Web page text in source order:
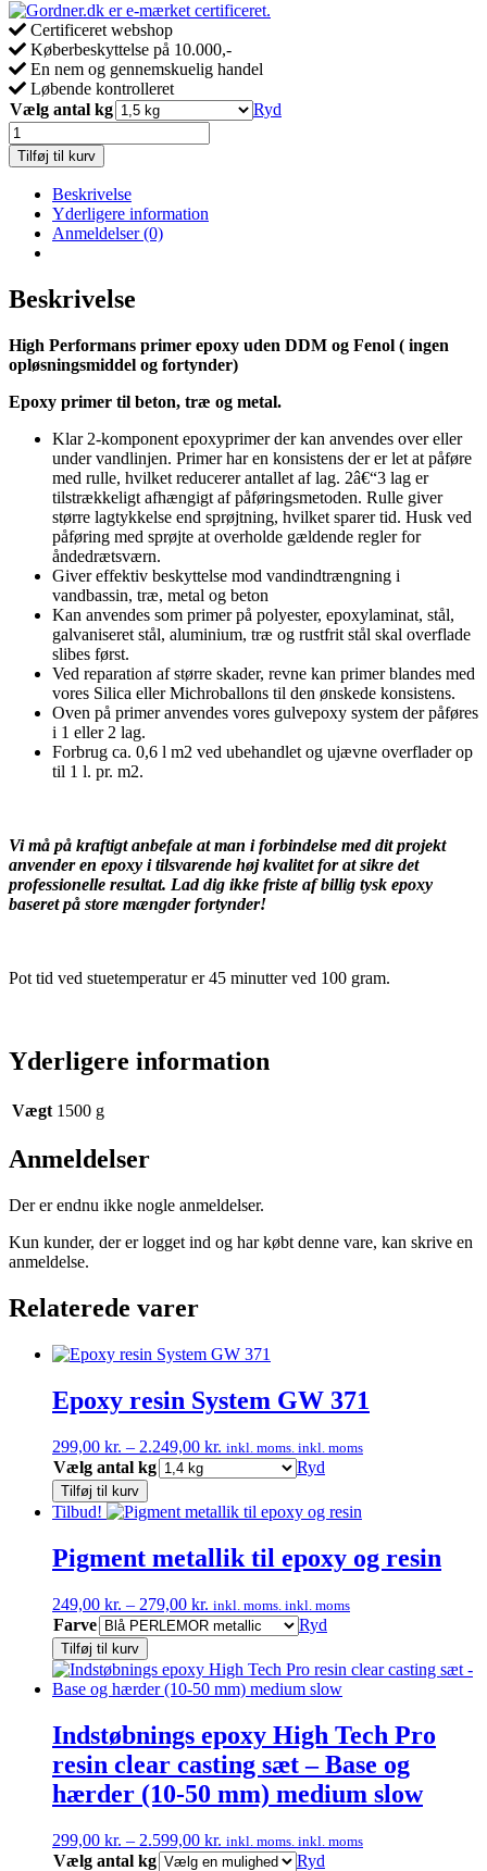
til
Certificeret webshop
Køberbeskyttelse på 10.000,-
En nem og gennemskuelig handel
Løbende kontrolleret
Vælg antal kg
Ryd
Epoxy
resin
Primer
System
uden
DDM
antal
Tilføj til kurv
Beskrivelse
Yderligere information
Anmeldelser (0)
Beskrivelse
High Performans primer epoxy uden DDM og Fenol ( ingen
opløsningsmiddel og fortynder)
Epoxy primer til beton, træ og metal.
Klar 2-komponent epoxyprimer der kan anvendes over eller
under vandlinjen. Primer har en konsistens der er let at påføre
med rulle, hvilket reducerer antallet af lag. 2â€“3 lag er
tilstrækkeligt afhængigt af påføringsmetoden. Rulle giver
større lagtykkelse end sprøjtning, hvilket sparer tid. Husk ved
påføring med sprøjte at overholde gældende regler for
åndedrætsværn.
Giver effektiv beskyttelse mod vandindtrængning i
vandbassin, træ, metal og beton
Kan anvendes som primer på polyester, epoxylaminat, stål,
galvaniseret stål, aluminium, træ og rustfrit stål skal overflade
slibes først.
Ved reparation af større skader, revne kan primer blandes med
vores Silica eller Michroballons til den ønskede konsistens.
Oven på primer anvendes vores gulvepoxy system der påføres
i 1 eller 2 lag.
Forbrug ca. 0,6 l m2 ved ubehandlet og ujævne overflader op
til 1 l. pr. m2.
Vi må på kraftigt anbefale at man i forbindelse med dit projekt
anvender en epoxy i tilsvarende høj kvalitet for at sikre det
professionelle resultat. Lad dig ikke friste af billig tysk epoxy
baseret på store mængder fortynder!
Pot tid ved stuetemperatur er 45 minutter ved 100 gram.
Yderligere information
Vægt 1500 g
Anmeldelser
Der er endnu ikke nogle anmeldelser.
Kun kunder, der er logget ind og har købt denne vare, kan skrive en
anmeldelse.
Relaterede varer
Epoxy resin System GW 371
299,00 kr. – 2.249,00 kr. Prisinterval:
299,00 kr.
til
2.249,00 kr.
inkl. moms. inkl. moms
Vælg antal kg Ryd
Tilføj til kurv
Tilbud!
Pigment metallik til epoxy og resin
249,00 kr. – 279,00 kr. Prisinterval:
249,00 kr.
til
279,00 kr.
inkl. moms. inkl. moms
Farve Ryd
Tilføj til kurv
Indstøbnings epoxy High Tech Pro
resin clear casting sæt – Base og
hærder (10-50 mm) medium slow
299,00 kr. – 2.599,00 kr. Prisinterval:
299,00 kr.
inkl. moms. inkl. moms
Vælg antal kg Ryd